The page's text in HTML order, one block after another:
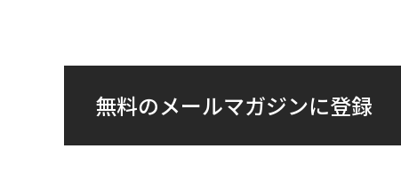
無料のメールマガジンに登録